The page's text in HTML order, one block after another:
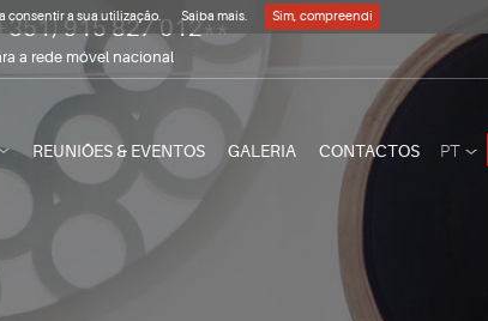
915 827 012**
a rede móvel nacional
REUNIÕES & EVENTOS GALERIA CONTACTOS PT
consentir a sua utilização. Saiba mais. Sim, compreendi